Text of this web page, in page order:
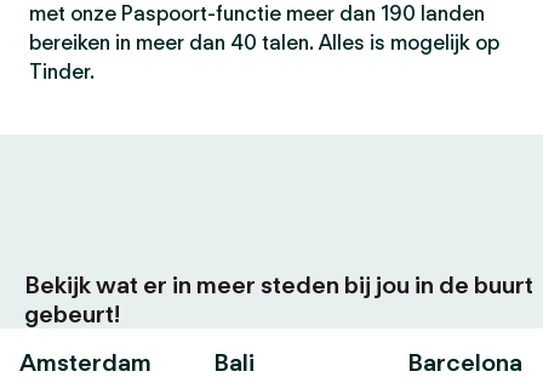
met onze Paspoort-functie meer dan 190 landen
bereiken in meer dan 40 talen. Alles is mogelijk op
Tinder.
Bekijk wat er in meer steden bij jou in de buurt
gebeurt!
Amsterdam
Bali Barcelona